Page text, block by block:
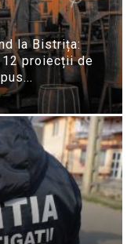
la Bistrița:
proiecții de